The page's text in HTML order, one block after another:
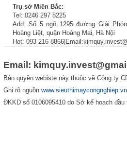
Trụ sở Miền Bắc:
Tel: 0246 297 8225
Add: Số 5 ngõ 1295 đường Giải
Hoàng Liệt, quận Hoàng Mai, Hà Nội
Hot: 093 216
Email:
Bản quyền webiste này thuộc về Công ty
Ghi rõ nguồn www.sieuthimaycongnghiep.vn
ĐKKD số 0106095410 do Sở kế hoạch